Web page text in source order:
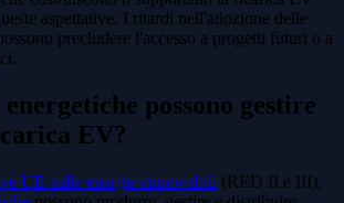
aspettative. I ritardi nell'adozione delle
precludere l'accesso a progetti futuri o a
possono gestire
EV?
UE sulle energie rinnovabili (RED II e III),